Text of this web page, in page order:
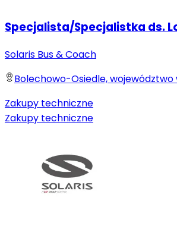
Specjalista/Specjalistka ds.
Solaris Bus & Coach
Bolechowo-Osiedle, województwo
Zakupy techniczne
Zakupy techniczne